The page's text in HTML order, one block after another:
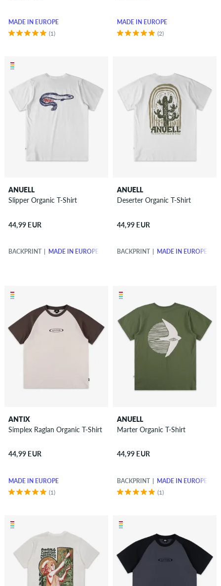
MADE IN EUROPE
(1)
MADE IN EUROPE
(2)
ANUELL
Slipper Organic T-Shirt
44,99 EUR
BACKPRINT MADE IN EUROPE
ANUELL
Deserter Organic T-Shirt
44,99 EUR
BACKPRINT MADE IN EUROPE
ANTIX
Simplex Raglan Organic T-Shirt
44,99 EUR
MADE IN EUROPE
(1)
ANUELL
Marter Organic T-Shirt
44,99 EUR
BACKPRINT
MADE IN EUROPE
(1)